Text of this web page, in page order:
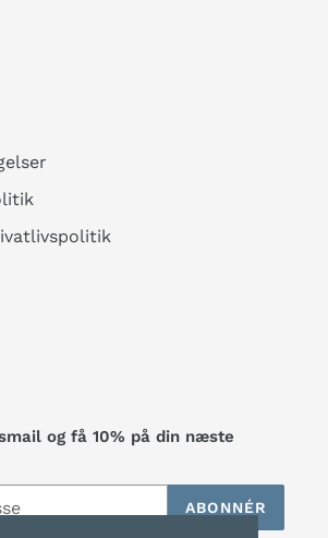
og få 10% på din næste
ABONNÉR